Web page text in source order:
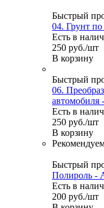
Быстрый
04. Грунт
Есть в
250 руб./шт
В корзину
Быстрый
06.
автомобиля
Есть в
250 руб./шт
В корзину
Быстрый
Полироль -
Есть в
200 руб./шт